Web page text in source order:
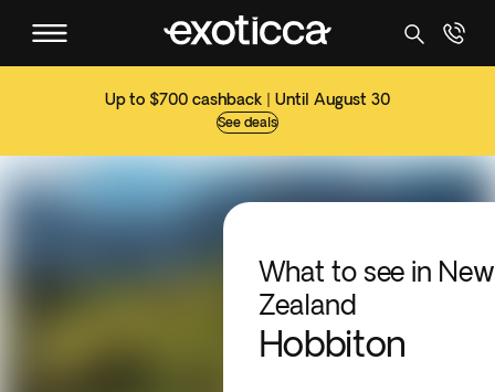
Up to $700 cashback | Until August 30
See deals
What to see in New
Zealand
Hobbiton